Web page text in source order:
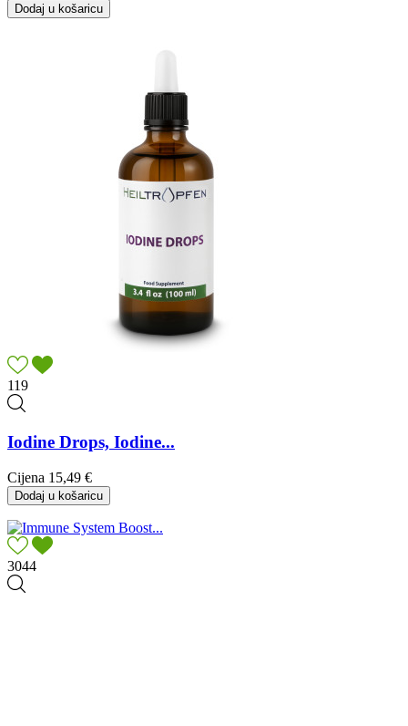
Dodaj u košaricu
119
Iodine Drops, Iodine...
Cijena 15,49 €
Dodaj u košaricu
3044